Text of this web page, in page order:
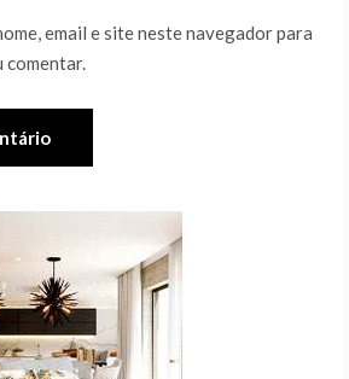
email e site neste navegador para
comentar.